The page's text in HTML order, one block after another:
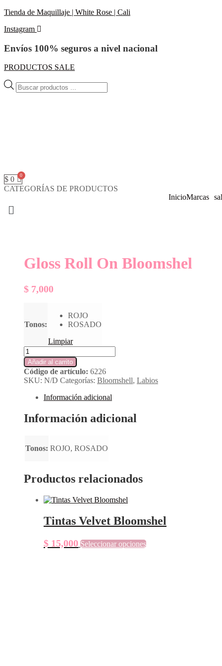
Tienda de Maquillaje | White Rose | Cali
Instagram
Envíos 100% seguros a nivel nacional
PRODUCTOS SALE
Búsqueda
de
$ 0
CATEGORÍAS DE PRODUCTOS
InicioMarcas
Gloss Roll On Bloomshel
$ 7,000
Tonos:
ROJO
ROSADO
Limpiar
Gloss
Roll
On
Bloomshel
cantidad
Añadir al carrito
Código de artículo: 6226
SKU: N/D Categorías: Bloomshell, Labios
Información adicional
Información adicional
Tonos: ROJO, ROSADO
Productos relacionados
Tintas Velvet Bloomshel
$ 15,000 Seleccionar opcionesEste